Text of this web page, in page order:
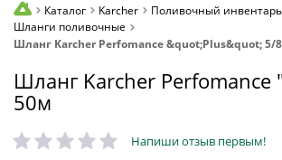
Каталог Karcher
Поливочный
Шланги поливочные
Шланг Karcher Perfomance &quot;Plus&quot; 5/
Шланг Karcher Perfomance
50м
Напиши отзыв первым!